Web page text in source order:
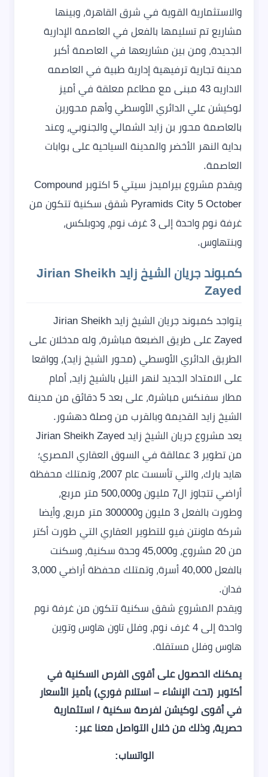
والاستثمارية القوية في شرق القاهرة، وبينها
مشاريع تم تسليمها بالفعل في العاصمة الإدارية
الجديدة، ومن بين مشاريعها في العاصمة أكبر
مدينة تجارية ترفيهية إدارية طبية في العاصمه
الاداريه 43 مبنى مع مطاعم معلقة في أميز
لوكيشن علي الدائري الأوسطي وأهم محورين
بالعاصمة محور بن زايد الشمالي والجنوبي، وعند
بداية النهر الأخضر والمدينة السياحية على بوابات
العاصمة.
ويقدم مشروع بيراميدز سيتي 5 اكتوبر Compound
Pyramids City 5 October شقق سكنية تتكون من
غرفة نوم واحدة إلى 3 غرف نوم، ودوبلكس،
وبنتهاوس.
كمبوند جريان الشيخ زايد Jirian Sheikh
Zayed
يتواجد كمبوند جريان الشيخ زايد Jirian Sheikh
Zayed على طريق الضبعة مباشرة، وله مدخلان على
الطريق الدائري الأوسطي (محور الشيخ زايد)، وواقعا
على الامتداد الجديد لنهر النيل بالشيخ زايد، أمام
مطار سفنكس مباشرة، على بعد 5 دقائق من مدينة
الشيخ زايد القديمة وبالقرب من وصلة دهشور.
من تطوير 3 عمالقة في السوق العقاري المصري؛
هايد بارك، والتي تأسست عام 2007، وتمتلك محفظة
أراضي تتجاوز ال7 مليون و500,000 متر مربع،
وطورت بالفعل 3 مليون و300000 متر مربع، وأيضا
شركة ماونتن فيو للتطوير العقاري التي طورت أكتر
من 20 مشروع، و45,000 وحدة سكنية، وسكنت
بالفعل 40,000 أسرة، وتمتلك محفظة أراضي 3,000
فدان.
ويقدم المشروع شقق سكنية تتكون من غرفة نوم
واحدة إلى 4 غرف نوم، وفلل تاون هاوس وتوين
هاوس وفلل مستقلة.
يمكنك الحصول على أقوى الفرص السكنية في
أكتوبر (تحت الإنشاء – استلام فوري) بأميز الأسعار
في أقوى لوكيشن لفرصة سكنية / استثمارية
حصرية، وذلك من خلال التواصل معنا عبر:
الواتساب: